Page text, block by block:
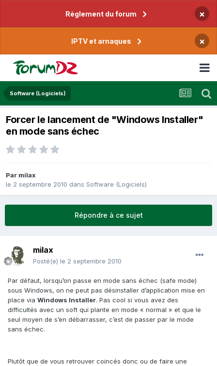
Règlement du forum ×
IPTV et arnaques ×
Software (Logiciels)
Forcer le lancement de "Windows Installer"
en mode sans échec
Par milax
le 2 septembre 2010 dans Software (Logiciels)
Répondre à ce sujet
milax
Posté(e) le 2 septembre 2010
Par défaut, lorsqu’on passe en mode sans échec (safe mode)
sous Windows, on ne peut pas désinstaller d’application mise en
place via Windows Installer. Pas cool si vous avez des
difficultés avec un soft qui plante en mode « normal » et que le
seul moyen de s’en débarrasser, c’est de passer par le mode
sans échec.
Plutôt que de vous retrouver coincés donc ou de faire une